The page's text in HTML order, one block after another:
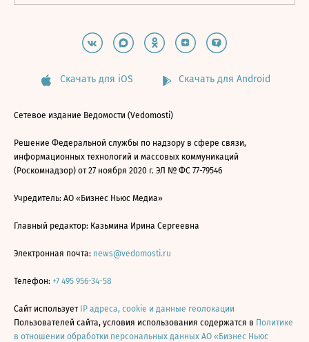
Скачать для iOS Скачать для Android
Сетевое издание Ведомости (Vedomosti)
Решение Федеральной службы по надзору в сфере связи,
информационных технологий и массовых коммуникаций
(Роскомнадзор) от 27 ноября 2020 г. ЭЛ № ФС 77-79546
Учредитель: АО «Бизнес Ньюс Медиа»
Главный редактор: Казьмина Ирина Сергеевна
Электронная почта: news@vedomosti.ru
Телефон: +7 495 956-34-58
Сайт использует IP адреса, cookie и данные геолокации
Пользователей сайта, условия использования содержатся в Политике
в отношении обработки персональных данных АО «Бизнес Ньюс